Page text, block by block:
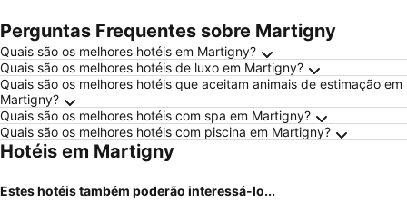
Perguntas Frequentes sobre Martigny
Quais são os melhores hotéis em Martigny?
Quais são os melhores hotéis de luxo em Martigny?
Quais são os melhores hotéis que aceitam animais de estimação em
Martigny?
Quais são os melhores hotéis com spa em Martigny?
Quais são os melhores hotéis com piscina em Martigny?
Hotéis em Martigny
Estes hotéis também poderão interessá-lo...